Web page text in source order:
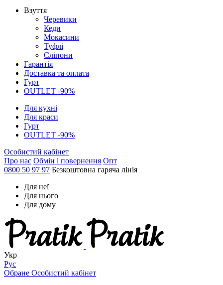
Взуття
Черевики
Кеди
Мокасини
Туфлі
Сліпони
Гарантія
Доставка та оплата
Гурт
OUTLET -90%
Для кухні
Для краси
Гурт
OUTLET -90%
Особистий кабінет
Про нас Обмін і повернення Опт
0800 50 97 97 Безкоштовна гаряча лінія
Для неї
Для нього
Для дому
Укр
Рус
Обране Особистий кабінет